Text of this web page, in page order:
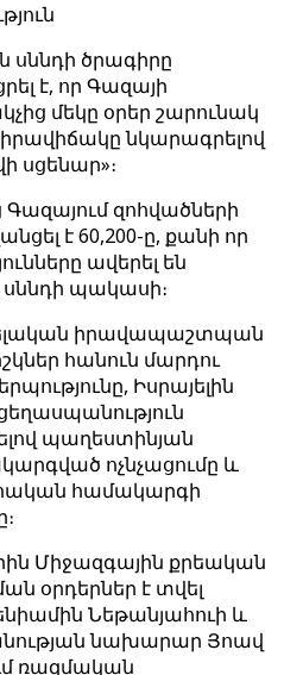
ծրագիրը
է, որ Գազայի
մեկը օրեր շարունակ
նկարագրելով
սցենար»։
զոհվածների
է 60,200-ը, քանի որ
ավերել են
պակասի։
իրավապաշտպան
հանուն մարդու
Իսրայելին
պաղեստինյան
ոչնչացումը և
համակարգի
Միջազգային քրեական
օրդերներ է տվել
Նեթանյահուի և
նախարար Յոավ
ռազմական